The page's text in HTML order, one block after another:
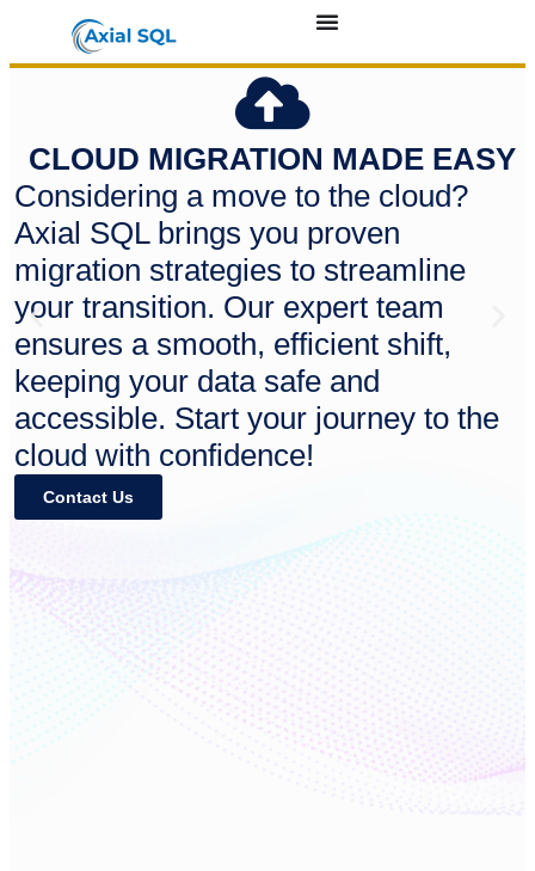
CLOUD MIGRATION MADE EASY
Considering a move to the cloud?
Axial SQL brings you proven
migration strategies to streamline
your transition. Our expert team
ensures a smooth, efficient shift,
keeping your data safe and
accessible. Start your journey to the
cloud with confidence!
Contact Us